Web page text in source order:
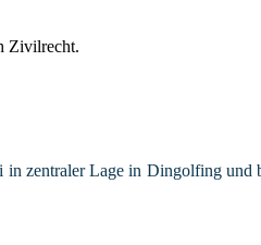
zentraler Lage in Dingolfing und